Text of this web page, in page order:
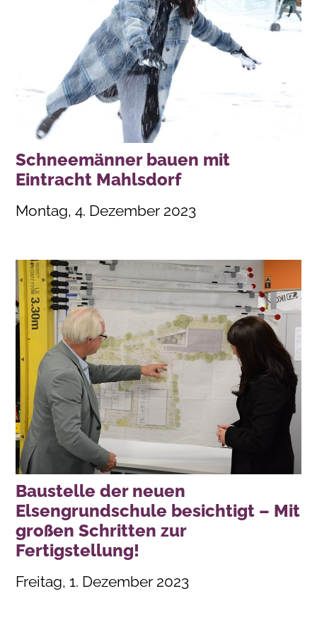
Schneemänner bauen mit
Eintracht Mahlsdorf
Montag, 4. Dezember 2023
Baustelle der neuen
Elsengrundschule besichtigt – Mit
großen Schritten zur
Fertigstellung!
Freitag, 1. Dezember 2023